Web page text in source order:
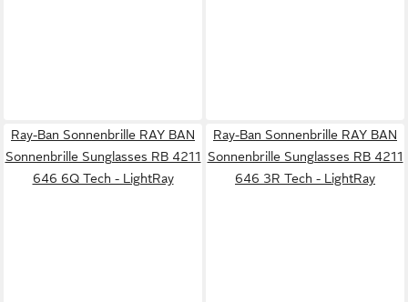
Ray-Ban Sonnenbrille RAY BAN
Sonnenbrille Sunglasses RB 4211
646 6Q Tech - LightRay
Ray-Ban Sonnenbrille RAY BAN
Sonnenbrille Sunglasses RB 4211
646 3R Tech - LightRay